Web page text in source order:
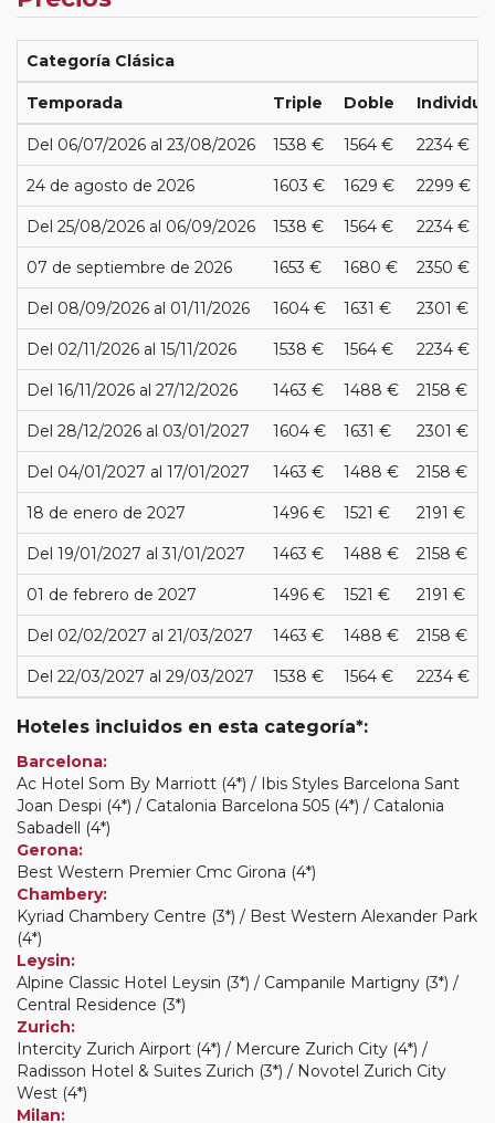
Categoría Clásica
Temporada Triple Doble
Del 06/07/2026 al 23/08/2026 1538 € 1564 € 2234 €
24 de agosto de 2026 1603 € 1629 € 2299 €
Del 25/08/2026 al 06/09/2026 1538 € 1564 € 2234 €
07 de septiembre de 2026 1653 € 1680 € 2350 €
Del 08/09/2026 al 01/11/2026 1604 € 1631 € 2301 €
Del 02/11/2026 al 15/11/2026 1538 € 1564 € 2234 €
Del 16/11/2026 al 27/12/2026 1463 € 1488 € 2158 €
Del 28/12/2026 al 03/01/2027 1604 € 1631 € 2301 €
Del 04/01/2027 al 17/01/2027 1463 € 1488 € 2158 €
18 de enero de 2027 1496 € 1521 € 2191 €
Del 19/01/2027 al 31/01/2027 1463 € 1488 € 2158 €
01 de febrero de 2027 1496 € 1521 € 2191 €
Del 02/02/2027 al 21/03/2027 1463 € 1488 € 2158 €
Del 22/03/2027 al 29/03/2027 1538 € 1564 € 2234 €
Hoteles incluidos en esta categoría*:
Barcelona:
Ac Hotel Som By Marriott (4*) / Ibis Styles Barcelona Sant
Joan Despi (4*) / Catalonia Barcelona 505 (4*) / Catalonia
Sabadell (4*)
Gerona:
Best Western Premier Cmc Girona (4*)
Chambery:
Kyriad Chambery Centre (3*) / Best Western Alexander Park
(4*)
Leysin:
Alpine Classic Hotel Leysin (3*) / Campanile Martigny (3*) /
Central Residence (3*)
Zurich:
Intercity Zurich Airport (4*) / Mercure Zurich City (4*) /
Radisson Hotel & Suites Zurich (3*) / Novotel Zurich City
West (4*)
Milan: